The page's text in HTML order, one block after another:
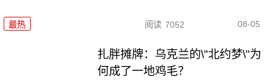
最热 阅读 7052 08-05
扎胖摊牌：乌克兰的\"北约梦\"为
何成了一地鸡毛？